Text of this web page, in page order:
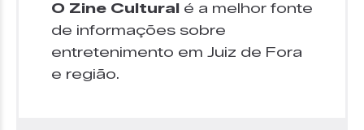
O Zine Cultural é a melhor fonte
de informações sobre
entretenimento em Juiz de Fora
e região.